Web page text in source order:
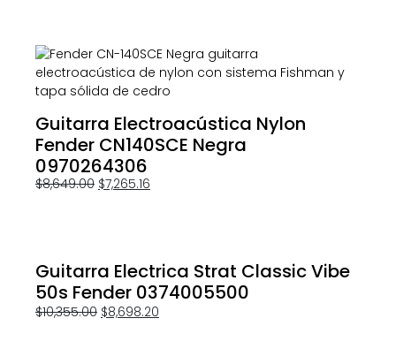
Guitarra Electroacústica Nylon
Fender CN140SCE Negra
0970264306
$8,649.00 $7,265.16
Guitarra Electrica Strat Classic Vibe
50s Fender 0374005500
$10,355.00 $8,698.20